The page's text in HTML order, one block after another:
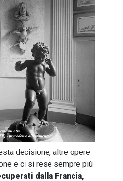
decisione, altre opere
e ci si rese sempre più
dalla Francia,